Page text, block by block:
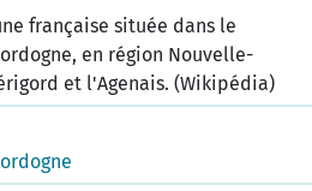
française située dans le
en région Nouvelle-
et l'Agenais. (Wikipédia)